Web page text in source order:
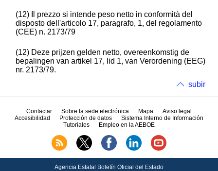
(12) Il prezzo si intende peso netto in conformità del
disposto dell'articolo 17, paragrafo, 1, del regolamento
(CEE) n. 2173/79
(12) Deze prijzen gelden netto, overeenkomstig de
bepalingen van artikel 17, lid 1, van Verordening (EEG)
nr. 2173/79.
subir
Contactar Sobre la sede electrónica Mapa
Aviso legal
Accesibilidad
Protección de datos
Sistema Interno de Información
Tutoriales
Empleo en la AEBOE
Agencia Estatal Boletín Oficial del Estado